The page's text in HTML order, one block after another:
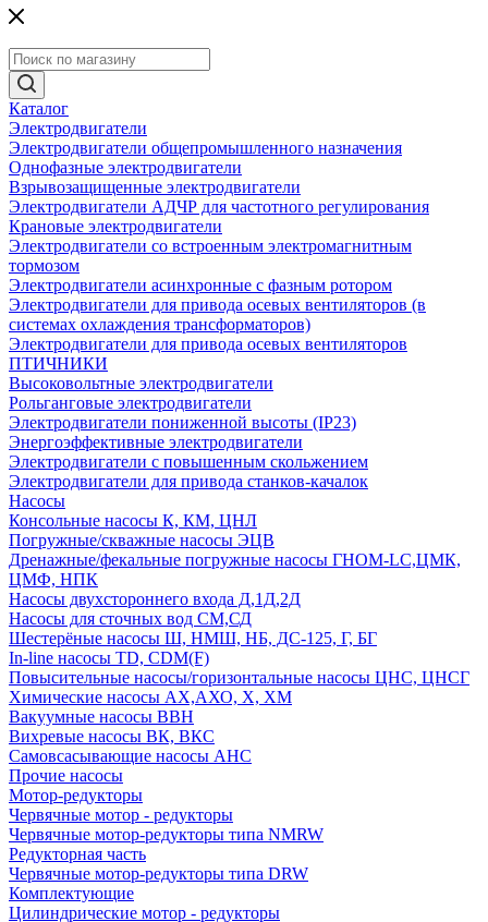
Каталог
Электродвигатели
Электродвигатели общепромышленного назначения
Однофазные электродвигатели
Взрывозащищенные электродвигатели
Электродвигатели АДЧР для частотного регулирования
Крановые электродвигатели
Электродвигатели со встроенным электромагнитным
тормозом
Электродвигатели асинхронные с фазным ротором
Электродвигатели для привода осевых вентиляторов (в
системах охлаждения трансформаторов)
Электродвигатели для привода осевых вентиляторов
ПТИЧНИКИ
Высоковольтные электродвигатели
Рольганговые электродвигатели
Электродвигатели пониженной высоты (IP23)
Энергоэффективные электродвигатели
Электродвигатели с повышенным скольжением
Электродвигатели для привода станков-качалок
Насосы
Консольные насосы К, КМ, ЦНЛ
Погружные/скважные насосы ЭЦВ
Дренажные/фекальные погружные насосы ГНОМ-LC,ЦМК,
ЦМФ, НПК
Насосы двухстороннего входа Д,1Д,2Д
Насосы для сточных вод СМ,СД
Шестерёные насосы Ш, НМШ, НБ, ДС-125, Г, БГ
In-line насосы TD, CDM(F)
Повысительные насосы/горизонтальные насосы ЦНС, ЦНСГ
Химические насосы АХ,АХО, Х, ХМ
Вакуумные насосы ВВН
Вихревые насосы ВК, ВКС
Самовсасывающие насосы АНС
Прочие насосы
Мотор-редукторы
Червячные мотор - редукторы
Червячные мотор-редукторы типа NMRW
Редукторная часть
Червячные мотор-редукторы типа DRW
Комплектующие
Цилиндрические мотор - редукторы